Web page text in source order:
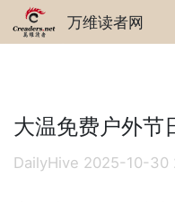
万维读者网
大温免费户外节
DailyHive 2025-10-30